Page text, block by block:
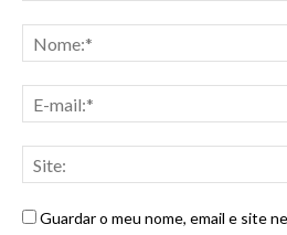
Guardar o meu nome, email e site